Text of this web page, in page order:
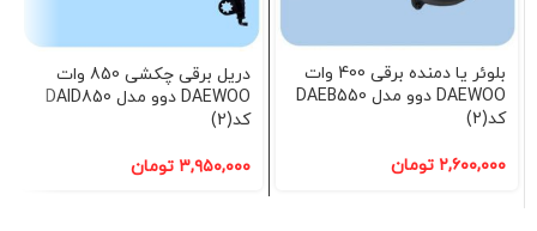
بلوئر یا دمنده برقی 400 وات
DAEWOO دوو مدل DAEB550
کد(2)
۲,۶۰۰,۰۰۰ تومان
دریل برقی چکشی 850 وات
DAEWOO دوو مدل DAID850
کد(2)
۳,۹۵۰,۰۰۰ تومان